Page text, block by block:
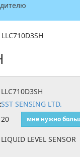
LLC710D3SH
LLC710D3SH
SST SENSING LTD.
20 мне нужно
LIQUID LEVEL SENSOR